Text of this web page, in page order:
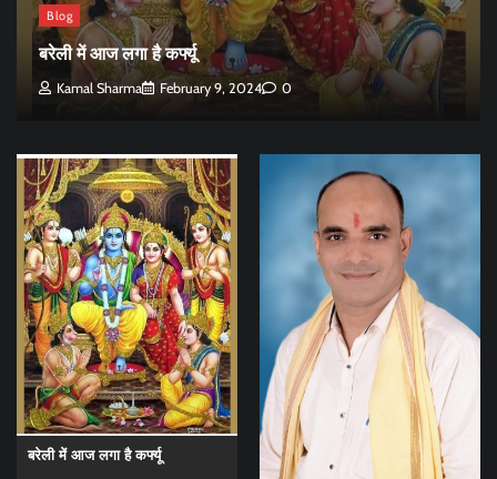
Blog
बरेली में आज लगा है कर्फ्यू
Kamal Sharma February 9, 2024 0
बरेली में आज लगा है कर्फ्यू